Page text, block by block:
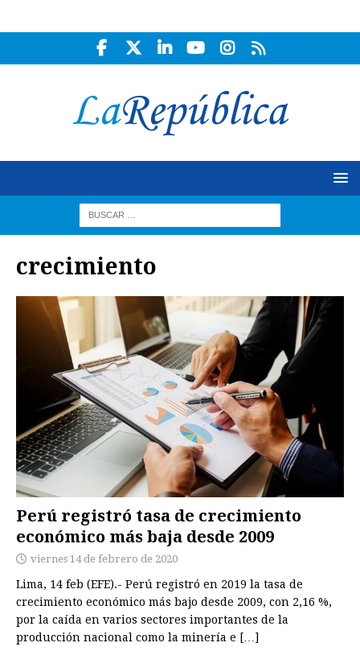
crecimiento
Perú registró tasa de crecimiento
económico más baja desde 2009
viernes 14 de febrero de 2020
Lima, 14 feb (EFE).- Perú registró en 2019 la tasa de
crecimiento económico más bajo desde 2009, con 2,16 %,
por la caída en varios sectores importantes de la
producción nacional como la minería e […]